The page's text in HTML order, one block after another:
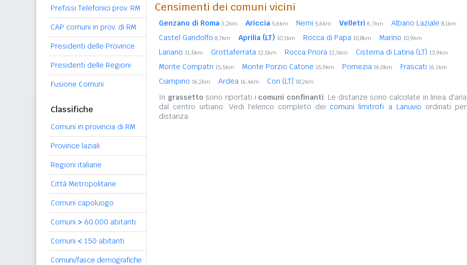
Prefissi Telefonici prov. RM
CAP comuni in prov. di RM
Presidenti delle Province
Presidenti delle Regioni
Fusione Comuni
Classifiche
Comuni in provincia di RM
Province laziali
Regioni italiane
Città Metropolitane
Comuni capoluogo
Comuni > 60.000 abitanti
Comuni < 150 abitanti
Comuni/fasce demografiche
Censimenti dei comuni vicini
Genzano di Roma 3,2km Ariccia 5,6km Nemi 5,6km Velletri 6,7km Albano Laziale 8,1km
Castel Gandolfo 8,7km Aprilia (LT) 10,1km Rocca di Papa 10,8km Marino 10,9km
Lariano 11,5km Grottaferrata 12,5km Rocca Priora 12,5km Cisterna di Latina (LT) 13,9km
Monte Compatri 15,5km Monte Porzio Catone 15,9km Pomezia 16,0km Frascati 16,1km
Ciampino 16,2km Ardea 16,4km Cori (LT) 18,2km
In grassetto sono riportati i comuni confinanti. Le distanze sono calcolate in linea d'aria
dal centro urbano. Vedi l'elenco completo dei comuni limitrofi a Lanuvio ordinati per
distanza.